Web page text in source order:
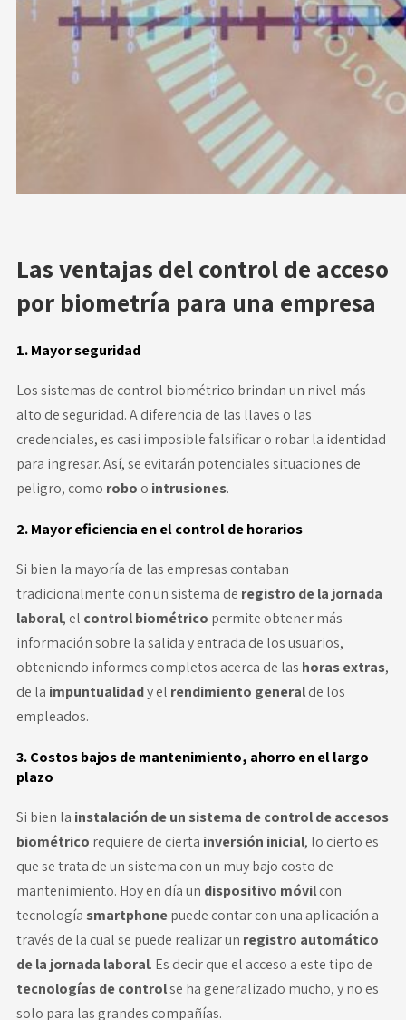
Las ventajas del control de acceso
por biometría para una empresa
1. Mayor seguridad
Los sistemas de control biométrico brindan un nivel más
alto de seguridad. A diferencia de las llaves o las
credenciales, es casi imposible falsificar o robar la identidad
para ingresar. Así, se evitarán potenciales situaciones de
peligro, como robo o intrusiones.
2. Mayor eficiencia en el control de horarios
Si bien la mayoría de las empresas contaban
tradicionalmente con un sistema de registro de la jornada
laboral, el control biométrico permite obtener más
información sobre la salida y entrada de los usuarios,
obteniendo informes completos acerca de las horas extras,
de la impuntualidady el rendimiento generalde los
empleados.
3. Costos bajos de mantenimiento, ahorro en el largo
plazo
Si bien la instalación de un sistema de control de accesos
biométrico requiere de cierta inversión inicial, lo cierto es
que se trata de un sistema con un muy bajo costo de
mantenimiento. Hoy en día un dispositivo móvilcon
tecnología smartphonepuede contar con una aplicación a
través de la cual se puede realizar un registro automático
de la jornada laboral. Es decir que el acceso a este tipo de
tecnologías de controlse ha generalizado mucho, y no es
solo para las grandes compañías.